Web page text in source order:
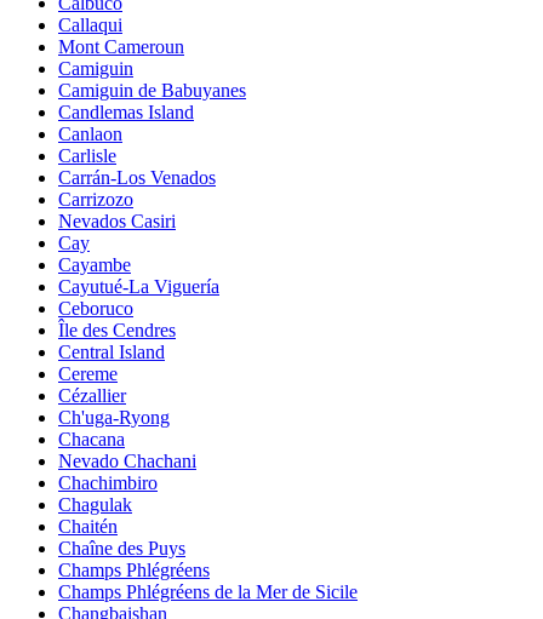
Callaqui
Mont Cameroun
Camiguin
Camiguin de Babuyanes
Candlemas Island
Canlaon
Carlisle
Carrán-Los Venados
Carrizozo
Nevados Casiri
Cay
Cayambe
Cayutué-La Viguería
Ceboruco
Île des Cendres
Central Island
Cereme
Cézallier
Ch'uga-Ryong
Chacana
Nevado Chachani
Chachimbiro
Chagulak
Chaitén
Chaîne des Puys
Champs Phlégréens
Champs Phlégréens de la Mer de Sicile
Changbaishan